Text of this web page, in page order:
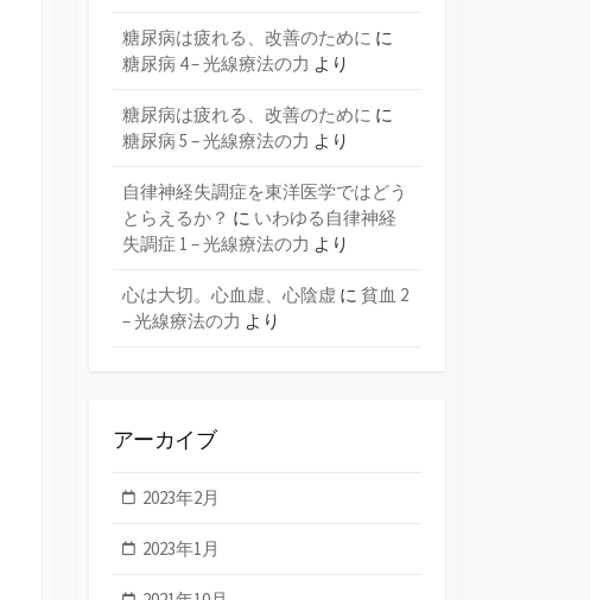
糖尿病は疲れる、改善のために に
糖尿病 4 – 光線療法の力 より
糖尿病は疲れる、改善のために に
糖尿病 5 – 光線療法の力 より
自律神経失調症を東洋医学ではどう
とらえるか？ に いわゆる自律神経
失調症 1 – 光線療法の力 より
心は大切。心血虚、心陰虚 に 貧血 2
– 光線療法の力 より
アーカイブ
2023年2月
2023年1月